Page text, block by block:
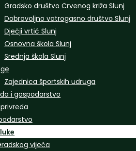
Gradsko društvo Crvenog križa Slunj
Dobrovoljno vatrogasno društvo Slunj
Dječji vrtić Slunj
Osnovna škola Slunj
Srednja škola Slunj
Zajednica športskih udruga
i gospodarstvo
vijeća